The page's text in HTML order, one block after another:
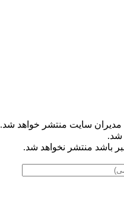
سایت منتشر خواهد شد.
شد.
باشد منتشر نخواهد شد.